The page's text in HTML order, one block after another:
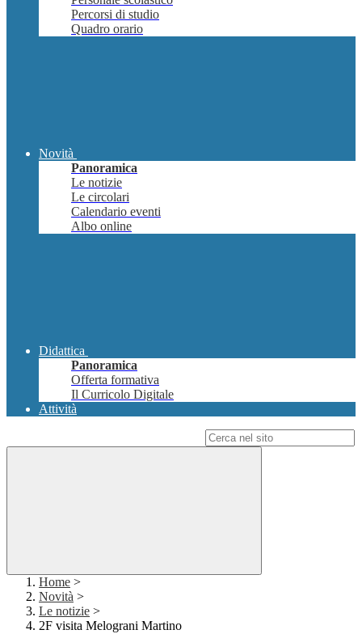
Percorsi di studio
Quadro orario
Novità
Panoramica
Le notizie
Le circolari
Calendario eventi
Albo online
Didattica
Panoramica
Offerta formativa
Il Curricolo Digitale
Attività
Home >
Novità >
Le notizie >
2F visita Melograni Martino